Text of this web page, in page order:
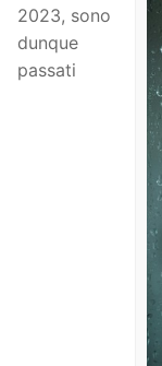
2023, sono
dunque
passati